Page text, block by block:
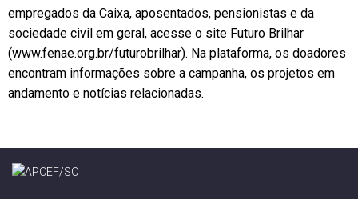
empregados da Caixa, aposentados, pensionistas e da
sociedade civil em geral, acesse o site Futuro Brilhar
(www.fenae.org.br/futurobrilhar). Na plataforma, os doadores
encontram informações sobre a campanha, os projetos em
andamento e notícias relacionadas.